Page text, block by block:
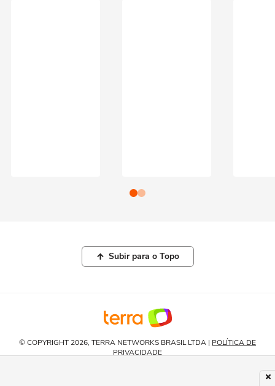
Subir para o Topo
© COPYRIGHT 2026, TERRA NETWORKS BRASIL LTDA | POLÍTICA DE
PRIVACIDADE